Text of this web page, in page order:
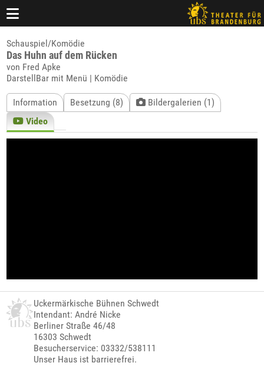
Schauspiel/Komödie
Das Huhn auf dem Rücken
von Fred Apke
DarstellBar mit Menü | Komödie
Information Besetzung (8)
Bildergalerien (1)
Video
Uckermärkische Bühnen Schwedt
Intendant: André Nicke
Berliner Straße 46/48
16303 Schwedt
Besucherservice: 03332/538111
Unser Haus ist barrierefrei.